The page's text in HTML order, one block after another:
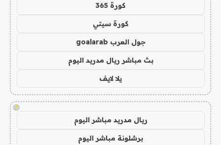
كورة 365
كورة سيتي
جول العرب goalarab
بث مباشر ريال مدريد اليوم
يلا لايف
!
ريال مدريد مباشر اليوم
برشلونة مباشر اليوم